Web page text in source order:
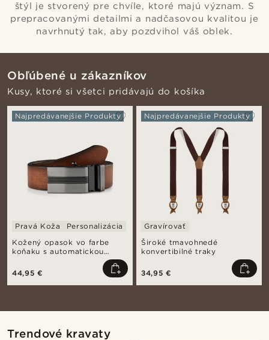
štýl je stvorený pre chvíle, ktoré majú význam. S
prepracovanými detailmi a nadčasovou kvalitou je
navrhnutý tak, aby pozdvihol váš oblek.
Obľúbené u zákazníkov
Kusy, ktoré si všetci pridávajú do košíka
Kožený opasok vo farbe
koňaku s automatickou
Najpredávanejšie Produkty
Pravá Koža Personalizácia
44,95 €
Široké tmavohnedé
konvertibilné traky
Najpredávanejšie Produkty
Gravírovať
34,95 €
Trendové kravaty